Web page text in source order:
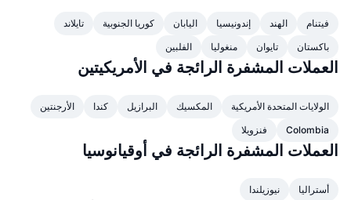
الأكثر زيارة
الشعور السائد للمجتمع
أسواق التوقعات
مؤشرات دورة السوق
هيمنة Bitcoin
مؤشر CoinMarketCap 100
الأسائة الشائعة
تكاملات الذكاء الاصطناعي
مركز وكلاء CMC
سوق المهارات
CMC MCP
فيتنام الهند إندونيسيا اليابان كوريا الجنوبية
تايلاند
باكستان
تايوان منغوليا الفلبين
العملات المشفرة الرائجة في الأمريكيتين
الولايات المتحدة الأمريكية المكسيك البرازيل كندا
الأرجنتين
Colombia
فنزويلا
العملات المشفرة الرائجة في أوقيانوسيا
أستراليا نيوزيلندا